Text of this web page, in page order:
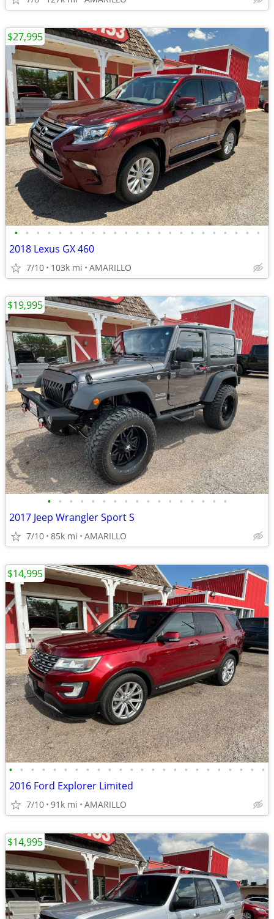
• • • • • • • • • • • • • • • • • • • • • • •
2018 Lexus GX 460
7/10 103k mi AMARILLO
$27,995
• • • • • • • • • • • • • • • • •
2017 Jeep Wrangler Sport S
7/10 85k mi AMARILLO
$19,995
• • • • • • • • • • • • • • • • • • • • • • • •
2016 Ford Explorer Limited
7/10 91k mi AMARILLO
$14,995
$14,995